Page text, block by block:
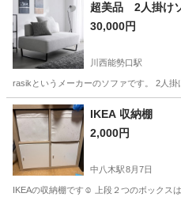
超美品 2人掛け
30,000円
川西能勢口駅
rasikというメーカーのソファです。 2人
兵庫 川西市 川西能勢口駅
IKEA 収納棚
2,000円
中八木駅8月7日
IKEAの収納棚です☺︎ 上段２つのボックス